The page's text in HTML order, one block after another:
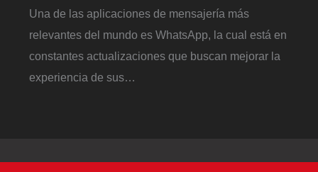
Una de las aplicaciones de mensajería más
relevantes del mundo es WhatsApp, la cual está en
constantes actualizaciones que buscan mejorar la
experiencia de sus…